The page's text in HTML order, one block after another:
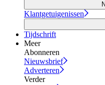
Klantgetuigenissen
Tijdschrift
Meer
Abonneren
Nieuwsbrief
Adverteren
Verder